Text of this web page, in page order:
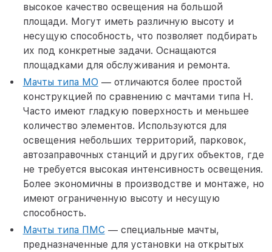
высокое качество освещения на большой
площади. Могут иметь различную высоту и
несущую способность, что позволяет подбирать
их под конкретные задачи. Оснащаются
площадками для обслуживания и ремонта.
Мачты типа МО — отличаются более простой
конструкцией по сравнению с мачтами типа Н.
Часто имеют гладкую поверхность и меньшее
количество элементов. Используются для
освещения небольших территорий, парковок,
автозаправочных станций и других объектов, где
не требуется высокая интенсивность освещения.
Более экономичны в производстве и монтаже, но
имеют ограниченную высоту и несущую
способность.
Мачты типа ПМС — специальные мачты,
предназначенные для установки на открытых